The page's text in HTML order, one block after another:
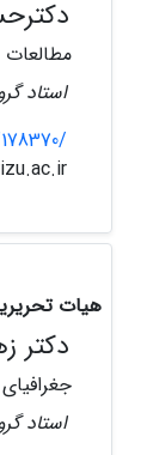
استاد
هیات
دکتر
استاد